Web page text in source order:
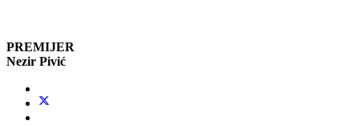
PREMIJER
Nezir Pivić